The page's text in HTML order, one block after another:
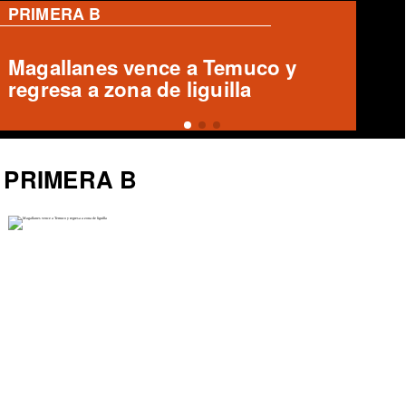
PRIMERA B
Magallanes remonta y vence a
Temuco en partido de Liga de
Ascenso
PRIMERA B